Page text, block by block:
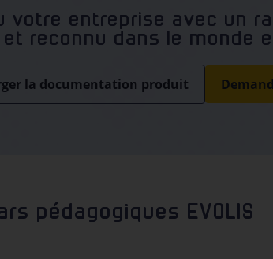
votre entreprise avec un
et reconnu dans le monde
la documentation produit
pédagogiques EVOLIS